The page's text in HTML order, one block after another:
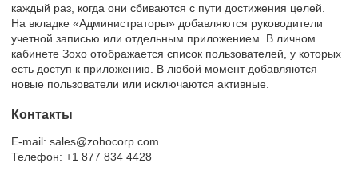
каждый раз, когда они сбиваются с пути достижения целей.
На вкладке «Администраторы» добавляются руководители
учетной записью или отдельным приложением. В личном
кабинете Зохо отображается список пользователей, у которых
есть доступ к приложению. В любой момент добавляются
новые пользователи или исключаются активные.
Контакты
E-mail: sales@zohocorp.com
Телефон: +1 877 834 4428